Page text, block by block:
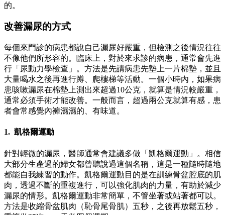
的。
改善漏尿的方式
每個來門診的病患都說自己漏尿好嚴重，但檢測之後情況往往
不像他們所形容的。臨床上，對於來求診的病患，通常會先進
行「尿動力學檢查」。方法是先請病患先墊上一片棉墊，並且
大量喝水之後再進行蹲、爬樓梯等活動。一個小時內，如果病
患咳嗽漏尿在棉墊上測出來超過10公克，就算是情況較嚴重，
通常必須手術才能改善。一般而言，超過兩公克就算有感，患
者會常感覺內褲濕濕的、有味道。
1. 凱格爾運動
針對輕微的漏尿，醫師通常會建議多做「凱格爾運動」。相信
大部分生產過的婦女都曾聽說過這個名稱，這是一種隨時隨地
都能自我練習的動作。凱格爾運動目的是在訓練骨盆腔底的肌
肉，透過不斷的重複進行，可以強化肌肉的力量，有助於減少
漏尿的情形。凱格爾運動非常簡單，不管坐著或站著都可以。
方法是收縮骨盆肌肉（恥骨尾骨肌）五秒，之後再放鬆五秒，